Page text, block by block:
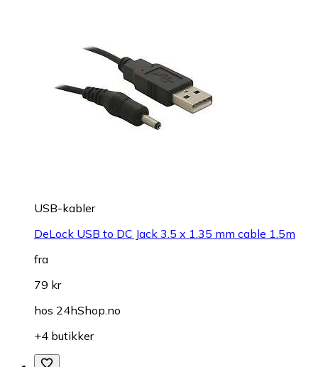
USB-kabler
DeLock USB to DC Jack 3.5 x 1.35 mm cable 1.5m
fra
79 kr
hos 24hShop.no
+4 butikker